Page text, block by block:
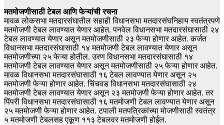
मतमोजणीसाठी टेबल आणि फेऱ्यांची रचना
मावळ लोकसभा मतदारसंघातील सहाही विधानसभा मतदारसंघनिहाय स्वतंत्रपणे
मतमोजणी टेबल लावण्यात येणार आहेत. पनवेल विधानसभा मतदारसंघासाठी २४
टेबल लावण्यात येणार असून मतमोजणीसाठी २३ फेऱ्या होणार आहेत. कर्जत
विधानसभा मतदारसंघासाठी १४ मतमोजणी टेबल लावण्यात येणार असून
मतमोजणीच्या २५ फेऱ्या होतील. उरण विधानसभा मतदारसंघासाठी १४
मतमोजणी टेबल लावण्यात येणार असून मतमोजणीसाठी २५ फेऱ्या होणार आहेत.
मावळ विधानसभा मतदारसंघासाठी १६ टेबल लावण्यात येणार असून २५
मतमोजणी फेऱ्या होणार आहेत. चिंचवड विधानसभा मतदारसंघासाठी २४
मतमोजणी टेबल लावण्यात येणार असून २३ मतमोजणी फेऱ्या होणार आहेत. तर
पिंपरी विधानसभा मतदारसंघासाठी १६ मतमोजणी टेबल लावण्यात येणार असून
२५ मतमोजणी फेऱ्या होणार आहेत. टपाली मतपत्रिकांच्या मोजणीसाठी स्वतंत्र
५ मतमोजणी टेबलसह एकूण ११३ टेबलवर मतमोजणी होईल.